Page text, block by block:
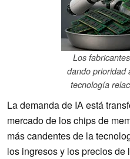
Los
dando prioridad
tecnología
La demanda de IA está
mercado de los chips de
más candentes de la
los ingresos y los precios